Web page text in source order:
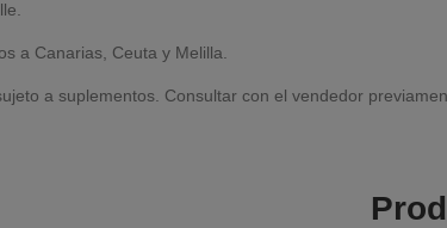
a Canarias, Ceuta y Melilla.
a suplementos. Consultar con el vendedor